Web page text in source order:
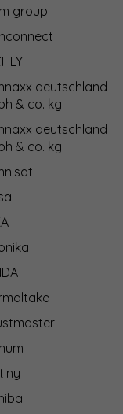
group
deutschland
& co. kg
deutschland
& co. kg